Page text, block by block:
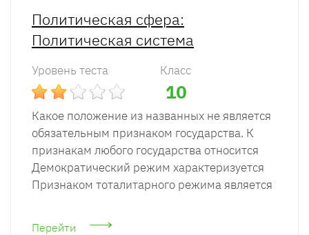
Политическая сфера:
Политическая система
Уровень теста Класс
10
Какое положение из названных не является
обязательным признаком государства. К
признакам любого государства относится
Демократический режим характеризуется
Признаком тоталитарного режима является
Перейти